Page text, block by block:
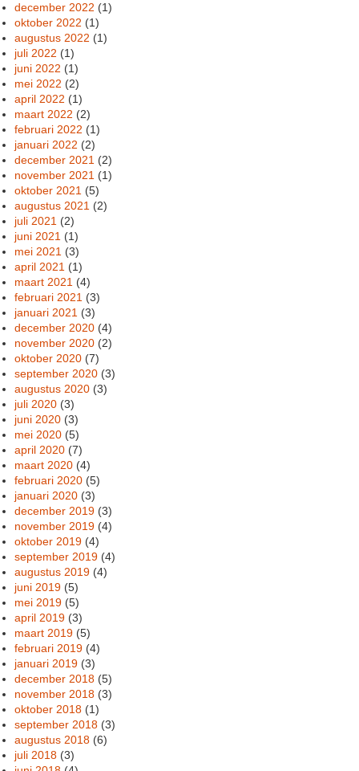
december 2022 (1)
oktober 2022 (1)
augustus 2022 (1)
juli 2022 (1)
juni 2022 (1)
mei 2022 (2)
april 2022 (1)
maart 2022 (2)
februari 2022 (1)
januari 2022 (2)
december 2021 (2)
november 2021 (1)
oktober 2021 (5)
augustus 2021 (2)
juli 2021 (2)
juni 2021 (1)
mei 2021 (3)
april 2021 (1)
maart 2021 (4)
februari 2021 (3)
januari 2021 (3)
december 2020 (4)
november 2020 (2)
oktober 2020 (7)
september 2020 (3)
augustus 2020 (3)
juli 2020 (3)
juni 2020 (3)
mei 2020 (5)
april 2020 (7)
maart 2020 (4)
februari 2020 (5)
januari 2020 (3)
december 2019 (3)
november 2019 (4)
oktober 2019 (4)
september 2019 (4)
augustus 2019 (4)
juni 2019 (5)
mei 2019 (5)
april 2019 (3)
maart 2019 (5)
februari 2019 (4)
januari 2019 (3)
december 2018 (5)
november 2018 (3)
oktober 2018 (1)
september 2018 (3)
augustus 2018 (6)
juli 2018 (3)